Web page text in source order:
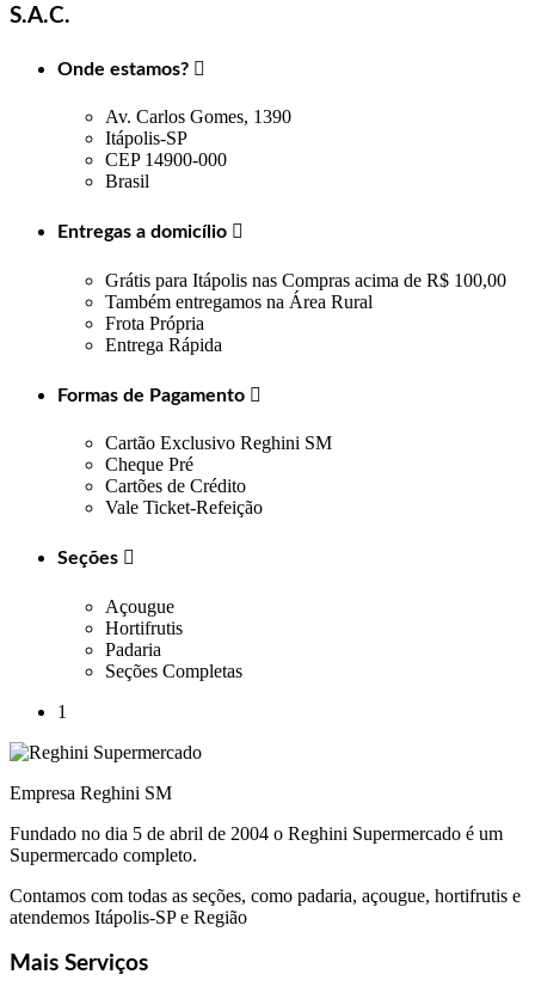
S.A.C.
Onde estamos?
Av. Carlos Gomes, 1390
Itápolis-SP
CEP 14900-000
Brasil
Entregas a domicílio 
Grátis para Itápolis nas Compras acima de R$ 100,00
Também entregamos na Área Rural
Frota Própria
Entrega Rápida
Formas de Pagamento
Cartão Exclusivo Reghini SM
Cheque Pré
Cartões de Crédito
Vale Ticket-Refeição
Seções 
Açougue
Hortifrutis
Padaria
Seções Completas
1
Empresa Reghini SM
Fundado no dia 5 de abril de 2004 o Reghini Supermercado é um
Supermercado completo.
Contamos com todas as seções, como padaria, açougue, hortifrutis e
atendemos Itápolis-SP e Região
Mais Serviços